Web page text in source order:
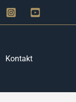
Kontakt